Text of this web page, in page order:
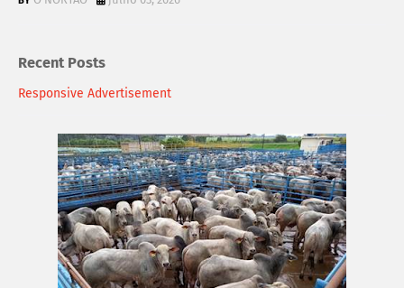
Recent Posts
Responsive Advertisement